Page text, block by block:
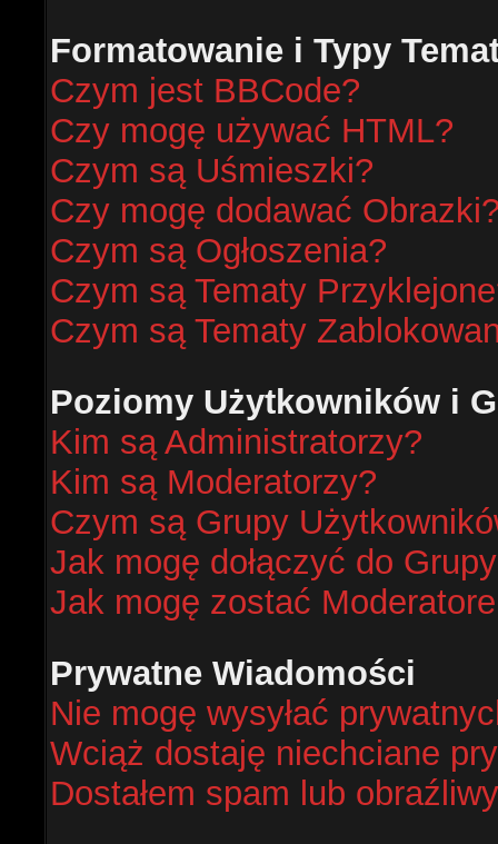
Formatowanie i Typy
Czym jest BBCode?
Czy mogę używać HTML?
Czym są Uśmieszki?
Czy mogę dodawać
Czym są Ogłoszenia?
Czym są Tematy
Czym są Tematy
Poziomy Użytkowników i
Kim są Administratorzy?
Kim są Moderatorzy?
Czym są Grupy
Jak mogę dołączyć do
Jak mogę zostać
Prywatne Wiadomości
Nie mogę wysyłać
Wciąż dostaję niechciane
Dostałem spam lub